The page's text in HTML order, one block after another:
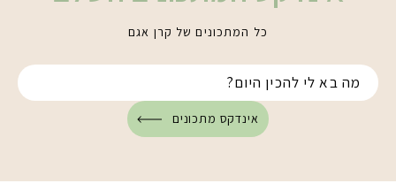
כל המתכונים של קרן אגם
אינדקס מתכונים